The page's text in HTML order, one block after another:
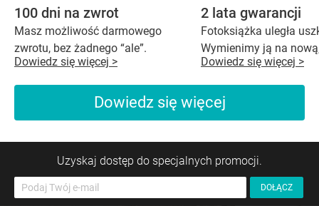
100 dni na zwrot
Masz możliwość darmowego
zwrotu, bez żadnego “ale”.
Dowiedz się więcej >
2 lata gwarancji
Fotoksiążka uległa
Wymienimy ją na
Dowiedz się więcej >
Dowiedz się więcej
Uzyskaj dostęp do specjalnych promocji.